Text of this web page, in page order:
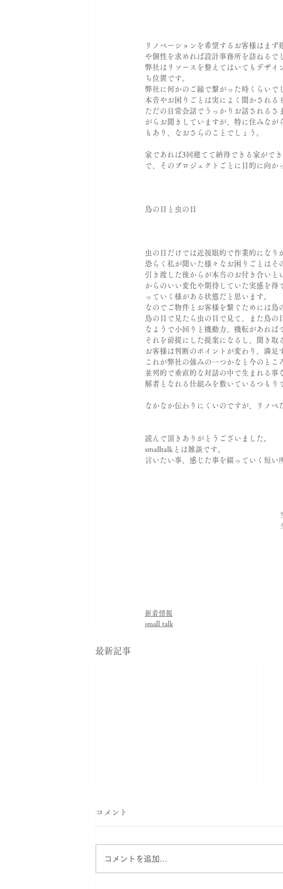
リノベーションを希望するお客様はま
や個性を求めれば設計事務所を訪ねるで
弊社はリソースを整えてはいてもデザイ
ち位置です。
弊社に何かのご縁で繋がった時くらいで
本音やお困りごとは実によく聞かされる
ただの日常会話でうっかりお話される
がらお聞きしていますが、特に住みなが
もあり、なおさらのことでしょう。
家であれば3回建てて納得できる家がで
で、そのプロジェクトごとに目的に向か
鳥の目と虫の目
虫の目だけでは近視眼的で作業的になり
恐らく私が聞いた様々なお困りごとはそ
引き渡した後からが本当のお付き合い
からのいい変化や期待していた実感を
っていく様がある状態だと思います。
なのでご物件とお客様を繋ぐためには鳥
鳥の目で見たら虫の目で見て、また鳥
なようで小回りと機動力、機転があれば
それを前提にした提案になるし、聞き取
お客様は判断のポイントが変わり、満足
これが弊社の強みの一つかなと今のとこ
並列的で垂直的な対話の中で生まれる
解者となれる仕組みを敷いているつもり
なかなか伝わりにくいのですが、リノベ
読んで頂きありがとうございました。
smalltalkとは雑談です。
言いたい事、感じた事を綴っていく短い
新着情報
small talk
最新記事
コメント
コメントを追加…